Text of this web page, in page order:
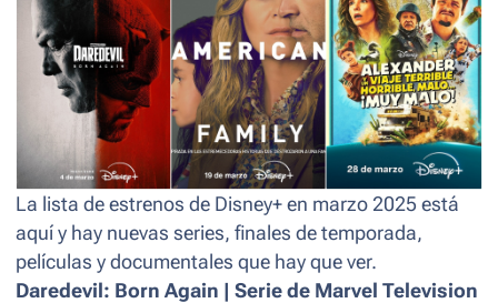
La lista de estrenos de Disney+ en marzo 2025 está
aquí y hay nuevas series, finales de temporada,
películas y documentales que hay que ver.
Daredevil: Born Again | Serie de Marvel Television